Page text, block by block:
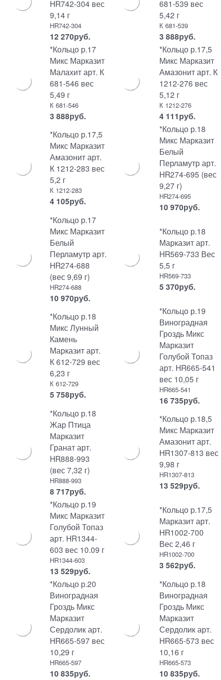
HR742-304 вес
9,14 г
HR742-304
12 270руб.
681-539 вес
5,42 г
К 681-539
3 888руб.
*Кольцо р.17
Микс Марказит
Малахит арт. К
681-546 вес
5,49 г
К 681-546
3 888руб.
*Кольцо р.17,5
Микс Марказит
Амазонит арт. К
1212-276 вес
5,12 г
К 1212-276
4 111руб.
*Кольцо р.17,5
Микс Марказит
Амазонит арт.
К 1212-283 вес
5,2 г
К 1212-283
4 105руб.
*Кольцо р.18
Микс Марказит
Белый
Перламутр арт.
HR274-695 (вес
9,27 г)
HR274-695
10 970руб.
*Кольцо р.17
Микс Марказит
Белый
Перламутр арт.
HR274-688
(вес 9,69 г)
HR274-688
10 970руб.
*Кольцо р.18
Марказит арт.
HR569-733 Вес
5,5 г
HR569-733
5 370руб.
*Кольцо р.18
Микс Лунный
Камень
Марказит арт.
К 612-729 вес
6,23 г
К 612-729
5 758руб.
*Кольцо р.19
Виноградная
Гроздь Микс
Марказит
Голубой Топаз
арт. HR665-541
вес 10,05 г
HR665-541
16 735руб.
*Кольцо р.18
Жар Птица
Марказит
Гранат арт.
HR888-993
(вес 7,32 г)
HR888-993
8 717руб.
*Кольцо р.18,5
Микс Марказит
Амазонит арт.
HR1307-813 вес
9,98 г
HR1307-813
13 529руб.
*Кольцо р.19
Микс Марказит
Голубой Топаз
арт. HR1344-
603 вес 10.09 г
HR1344-603
13 529руб.
*Кольцо р.17,5
Марказит арт.
HR1002-700
Вес 2,46 г
HR1002-700
3 562руб.
*Кольцо р.20
Виноградная
Гроздь Микс
Марказит
Сердолик арт.
HR665-597 вес
10,29 г
HR665-597
10 835руб.
*Кольцо р.18
Виноградная
Гроздь Микс
Марказит
Сердолик арт.
HR665-573 вес
10,16 г
HR665-573
10 835руб.